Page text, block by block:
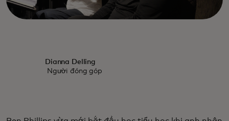
Dianna Delling
Người đóng góp